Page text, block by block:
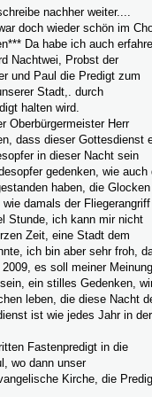
nachher weiter....
doch wieder schön im
Da habe ich auch
Nachtwei, Probst der
und Paul die Predigt zum
Stadt,. durch
halten wird.
Oberbürgermeister Herr
dass dieser Gottesdienst
in dieser Nacht sein
gedenken, wie auch
haben, die
damals der Fliegerangriff
Stunde, ich kann mir nicht
Zeit, eine Stadt dem
ich bin aber sehr froh,
es soll meiner Meinung
ein stilles Gedenken,
leben, die diese Nacht
ist wie jedes Jahr in der
Fastenpredigt in die
wo dann unser
Kirche, die